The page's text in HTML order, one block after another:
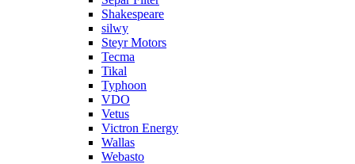
Shakespeare
silwy
Steyr Motors
Tecma
Tikal
Typhoon
VDO
Vetus
Victron Energy
Wallas
Webasto